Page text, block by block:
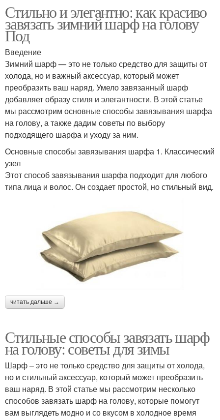
Стильно и элегантно: как красиво
завязать зимний шарф на голову
Под
Введение
Зимний шарф — это не только средство для защиты от
холода, но и важный аксессуар, который может
преобразить ваш наряд. Умело завязанный шарф
добавляет образу стиля и элегантности. В этой статье
мы рассмотрим основные способы завязывания шарфа
на голову, а также дадим советы по выбору
подходящего шарфа и уходу за ним.
Основные способы завязывания шарфа 1. Классический
узел
Этот способ завязывания шарфа подходит для любого
типа лица и волос. Он создает простой, но стильный вид.
читать дальше →
Стильные способы завязать шарф
на голову: советы для зимы
Шарф – это не только средство для защиты от холода,
но и стильный аксессуар, который может преобразить
ваш наряд. В этой статье мы рассмотрим несколько
способов завязать шарф на голову, которые помогут
вам выглядеть модно и со вкусом в холодное время